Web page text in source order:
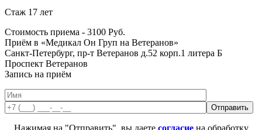
Стаж 17 лет
Стоимость приема - 3100 Руб.
Приём в «Медикал Он Груп на Ветеранов»
Санкт-Петербург, пр-т Ветеранов д.52 корп.1 литера Б
Проспект Ветеранов
Запись на приём
Нажимая на "Отправить", вы даете согласиена обработку